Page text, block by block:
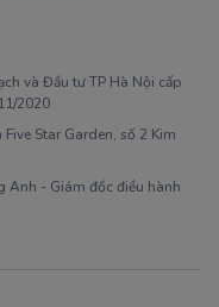
và Đầu tư TP Hà Nội cấp
2020
Star Garden, số 2 Kim
Anh - Giám đốc điều hành